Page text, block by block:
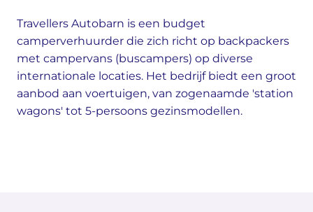
Travellers Autobarn is een budget
camperverhuurder die zich richt op backpackers
met campervans (buscampers) op diverse
internationale locaties. Het bedrijf biedt een groot
aanbod aan voertuigen, van zogenaamde 'station
wagons' tot 5-persoons gezinsmodellen.